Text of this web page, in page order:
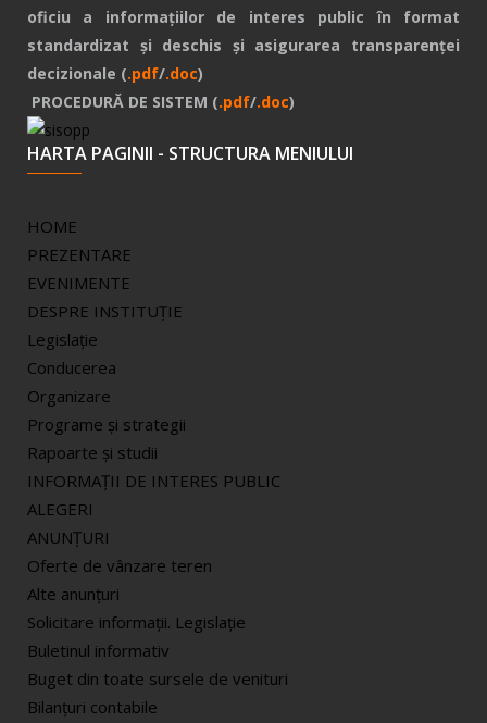
oficiu a informațiilor de interes public în format
standardizat și deschis și asigurarea transparenței
decizionale (.pdf/.doc)
PROCEDURĂ DE SISTEM (.pdf/.doc)
HARTA PAGINII - STRUCTURA MENIULUI
HOME
PREZENTARE
EVENIMENTE
DESPRE INSTITUȚIE
Legislație
Conducerea
Organizare
Programe și strategii
Rapoarte și studii
INFORMAŢII DE INTERES PUBLIC
ALEGERI
ANUNȚURI
Oferte de vânzare teren
Alte anunțuri
Solicitare informaţii. Legislaţie
Buletinul informativ
Buget din toate sursele de venituri
Bilanţuri contabile